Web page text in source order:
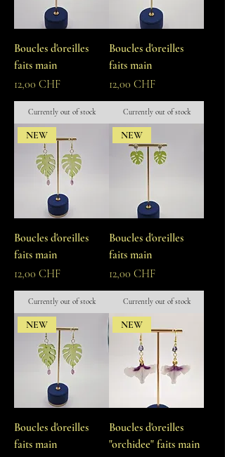
Boucles d'oreilles
faits main
Prix
12,00 CHF
Currently out of stock
Boucles d'oreilles
faits main
Prix
12,00 CHF
Currently out of stock
NEW
Boucles d'oreilles
faits main
Prix
12,00 CHF
Currently out of stock
NEW
Boucles d'oreilles
faits main
Prix
12,00 CHF
Currently out of stock
NEW
Boucles d'oreilles
faits main
NEW
Boucles d'oreilles
"orchidee" faits main